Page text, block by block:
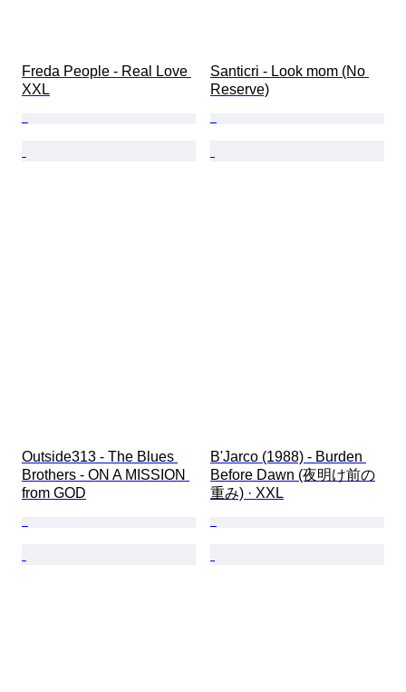
Freda People - Real Love
XXL
Santicri - Look mom (No
Reserve)
Outside313 - The Blues
Brothers - ON A MISSION
from GOD
B'Jarco (1988) - Burden
Before Dawn (夜明け前の
重み) · XXL